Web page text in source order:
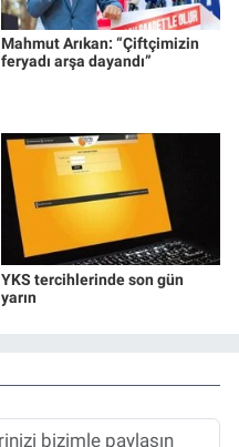
Mahmut Arıkan: “Çiftçimizin
feryadı arşa dayandı”
YKS tercihlerinde son gün
yarın